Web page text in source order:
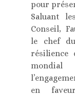
pour
Saluant
Conseil,
le chef
résilience
en